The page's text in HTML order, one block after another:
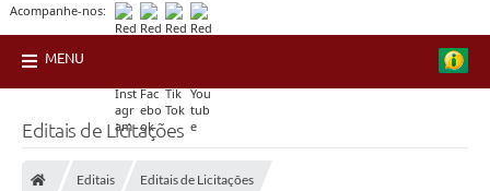
Acompanhe-nos:
MENU
Editais de Licitações
Editais Editais de Licitações